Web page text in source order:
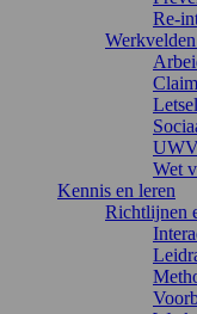
Re-
Wet
Kennis en leren
Richtlijnen